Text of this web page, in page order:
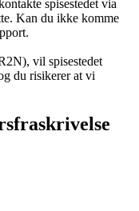
spisestedet via
Kan du ikke komme
vil spisestedet
du risikerer at vi